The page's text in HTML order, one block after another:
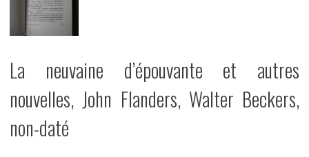
La neuvaine d’épouvante et autres
nouvelles, John Flanders, Walter Beckers,
non-daté